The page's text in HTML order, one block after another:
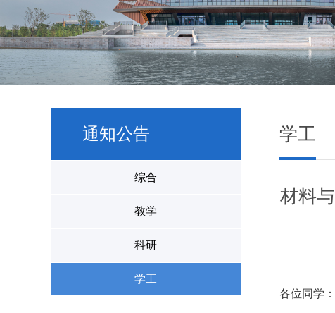
通知公告
综合
教学
科研
学工
学工
材料
各位同学：